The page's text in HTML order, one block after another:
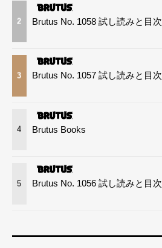
2 Brutus No. 1058 試し読みと目次
3 Brutus No. 1057 試し読みと目次
4 Brutus Books
5 Brutus No. 1056 試し読みと目次